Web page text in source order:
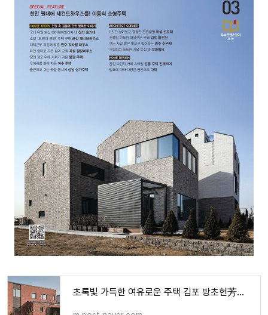
초록빛 가득한 여유로운 주택 김포 방초헌芳草軒